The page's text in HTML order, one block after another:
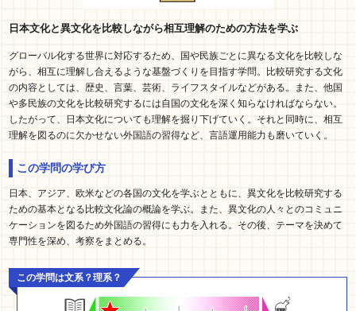
日本文化と異文化を比較しながら相互理解のための方法を学ぶ
グローバル化する世界に対応するため、国や民族ごとに異なる文化を比較しな
がら、相互に理解し合えるような基盤づくりを目指す学問。比較研究する文化
の内容としては、歴史、言葉、芸術、ライフスタイルなどがある。また、他国
や多民族の文化を比較研究するには自国の文化を深く知らなければならない。
したがって、日本文化についても理解を掘り下げていく。それと同時に、相互
理解を図るのに欠かせない外国語の習得など、言語運用能力も磨いていく。
この学問の学び方
日本、アジア、欧米などの各国の文化を学ぶとともに、異文化を比較研究する
ための基本となる比較文化論の概論を学ぶ。また、異文化の人々とのコミュニ
ケーションを図るため外国語の習得にも力を入れる。その後、テーマを決めて
専門性を深め、考察をまとめる。
この学問は文系？理系？